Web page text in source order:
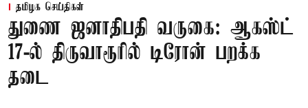
தமிழக செய்திகள்
துணை ஜனாதிபதி வருகை: ஆகஸ்ட்
17-ல் திருவாரூரில் டிரோன் பறக்க
தடை